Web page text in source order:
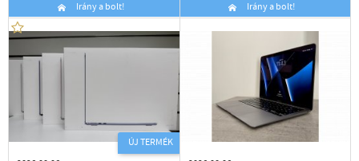
Irány a bolt! Irány a bolt!
ÚJ TERMÉK